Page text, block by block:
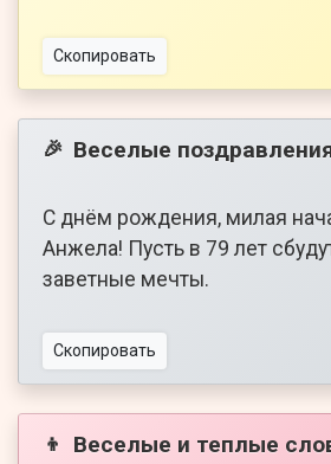
Скопировать
🎉 Веселые
С днём рождения, милая
Анжела! Пусть в 79 лет
заветные мечты.
Скопировать
👦 Веселые и теплые